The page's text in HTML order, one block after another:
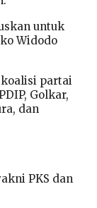
untuk
Widodo
koalisi partai
Golkar,
dan
PKS dan